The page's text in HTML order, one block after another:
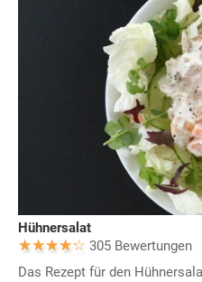
Hühnersalat
305 Bewertungen
Das Rezept für den